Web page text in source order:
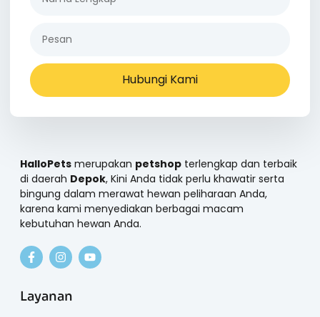
Hubungi Kami
HalloPets merupakan petshop terlengkap dan terbaik
di daerah Depok, Kini Anda tidak perlu khawatir serta
bingung dalam merawat hewan peliharaan Anda,
karena kami menyediakan berbagai macam
kebutuhan hewan Anda.
Layanan